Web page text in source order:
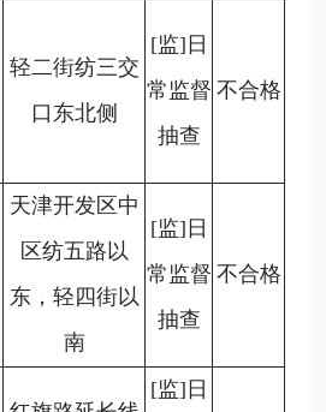
轻二街纺三交
口东北侧
[监]日
常监督
抽查
不合格
天津开发区中
区纺五路以
东，轻四街以
南
[监]日
常监督
抽查
不合格
[监]日